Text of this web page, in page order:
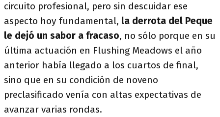
circuito profesional, pero sin descuidar ese
aspecto hoy fundamental, la derrota del Peque
le dejó un sabor a fracaso, no sólo porque en su
última actuación en Flushing Meadows el año
anterior había llegado a los cuartos de final,
sino que en su condición de noveno
preclasificado venía con altas expectativas de
avanzar varias rondas.